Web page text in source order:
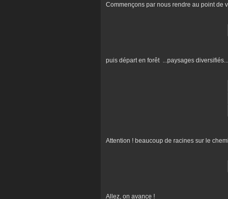
Commençons par nous rendre au point de
puis départ en forêt ...paysages diversifiés...
Attention ! beaucoup de racines sur le
Allez, on avance !